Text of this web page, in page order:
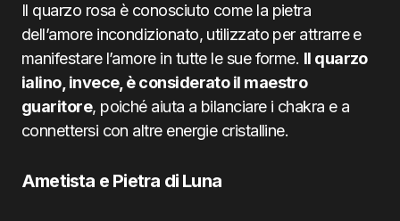
Il quarzo rosa è conosciuto come la pietra
dell’amore incondizionato, utilizzato per attrarre e
manifestare l’amore in tutte le sue forme. Il quarzo
ialino, invece, è considerato il maestro
guaritore, poiché aiuta a bilanciare i chakra e a
connettersi con altre energie cristalline.
Ametista e Pietra di Luna